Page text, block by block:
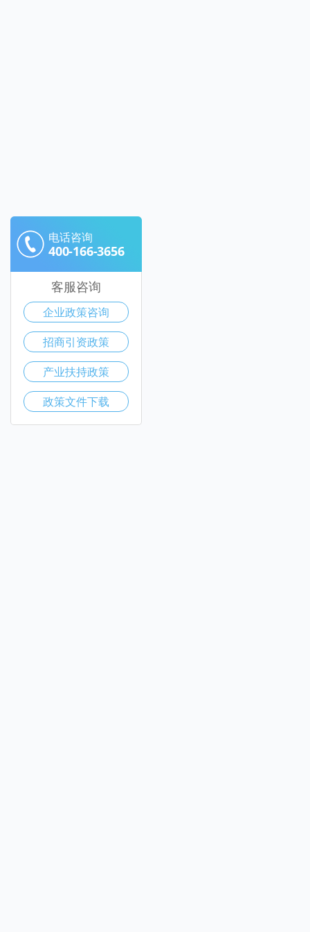
电话咨询
400-166-3656
客服咨询
企业政策咨询
招商引资政策
产业扶持政策
政策文件下载